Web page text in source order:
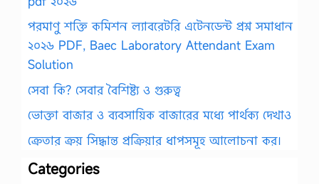
পরমাণু শক্তি কমিশন ল্যাবরেটরি এটেনডেন্ট প্রশ্ন সমাধান
২০২৬ PDF, Baec Laboratory Attendant Exam
Solution
সেবা কি? সেবার বৈশিষ্ট্য ও গুরুত্ব
ভোক্তা বাজার ও ব্যবসায়িক বাজারের মধ্যে পার্থক্য দেখাও
ক্রেতার ক্রয় সিদ্ধান্ত প্রক্রিয়ার ধাপসমূহ আলোচনা কর।
Categories